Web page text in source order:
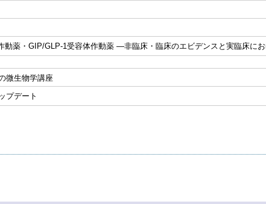
動薬・GIP/GLP-1受容体作動薬 ―非臨床・臨床のエビデンスと実臨床に
微生物学講座
プデート